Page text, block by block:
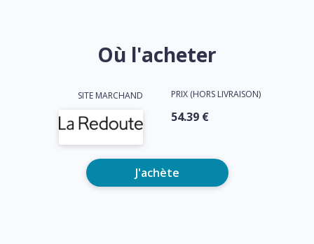
Où l'acheter
SITE MARCHAND PRIX (HORS LIVRAISON)
54.39 €
J'achète